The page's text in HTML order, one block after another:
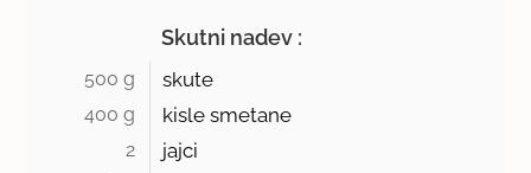
Skutni nadev :
500 g skute
400 g kisle smetane
2 jajci